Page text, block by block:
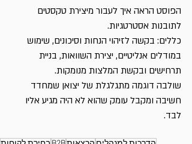
הפוסט הראה איך לעבור מיצירת טקסטים
לתובנות אסטרטגיות.
כללים: בקשה לזיהוי הנחות וסיכונים, שימוש
במודלים אנליטיים, יצירת השוואות, בניית
תרחישים ובקשת המלצות מנומקות.
שולבה דוגמה מתגלגלת של יצואן שמחדד
חשיבה ומקבל עומק שהוא לא היה מגיע אליו
לבד.